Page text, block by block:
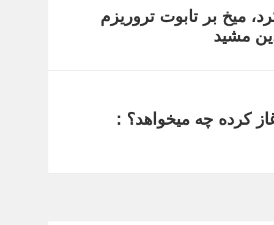
میخ بر تابوت تروریزم
مشید
کرده چه میخواهد؟ :